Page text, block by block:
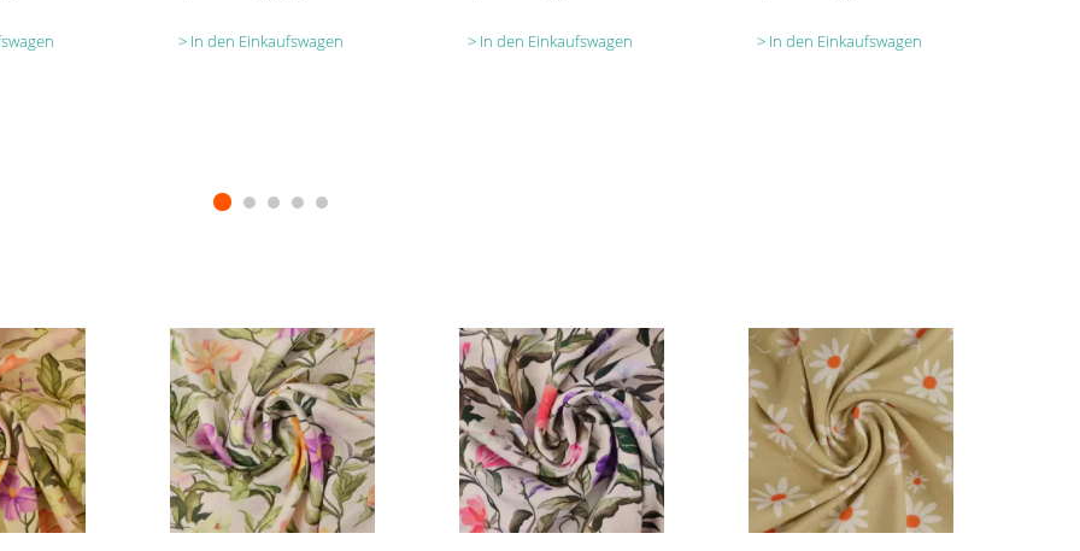
In den Einkaufswagen In den Einkaufswagen In den Einkaufswagen